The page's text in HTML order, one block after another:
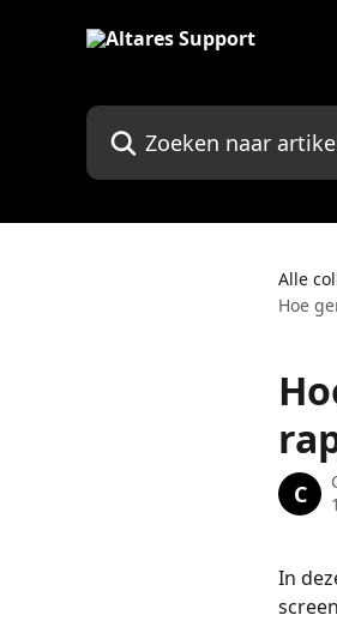
Zoeken naar artikelen ...
Alle
Hoe
C
In